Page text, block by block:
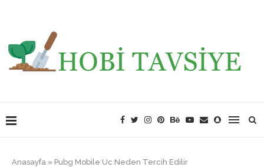
Anasayfa » Pubg Mobile Uc Neden Tercih Edilir